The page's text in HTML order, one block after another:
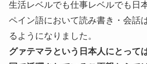
生活レベルでも仕事レベルでも日
ペイン語において読み書き・会話
るようになりました。
グァテマラという日本人にとって